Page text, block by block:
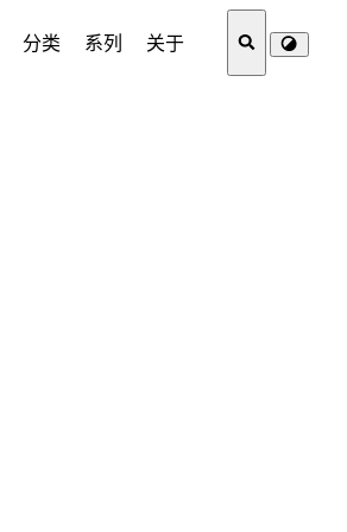
分类 系列 关于